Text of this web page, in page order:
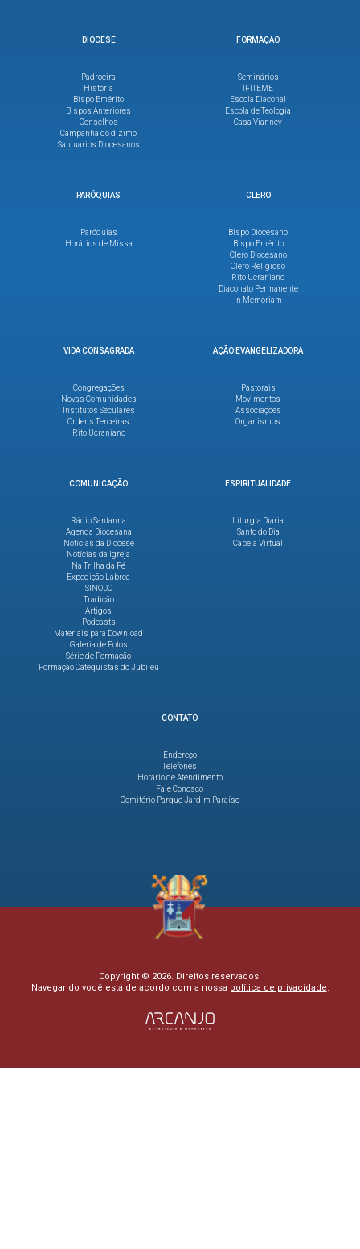
DIOCESE
Padroeira
História
Bispo Emérito
Bispos Anteriores
Conselhos
Campanha do dízimo
Santuários Diocesanos
FORMAÇÃO
Seminários
IFITEME
Escola Diaconal
Escola de Teologia
Casa Vianney
PARÓQUIAS
Paróquias
Horários de Missa
CLERO
Bispo Diocesano
Bispo Emérito
Clero Diocesano
Clero Religioso
Rito Ucraniano
Diaconato Permanente
In Memoriam
VIDA CONSAGRADA
Congregações
Novas Comunidades
Institutos Seculares
Ordens Terceiras
Rito Ucraniano
AÇÃO EVANGELIZADORA
Pastorais
Movimentos
Associações
Organismos
COMUNICAÇÃO
Rádio Santanna
Agenda Diocesana
Notícias da Diocese
Notícias da Igreja
Na Trilha da Fé
Expedição Lábrea
SINODO
Tradição
Artigos
Podcasts
Materiais para Download
Galeria de Fotos
Série de Formação
Formação Catequistas do Jubileu
ESPIRITUALIDADE
Liturgia Diária
Santo do Dia
Capela Virtual
CONTATO
Endereço
Telefones
Horário de Atendimento
Fale Conosco
Cemitério Parque Jardim Paraíso
Copyright © 2026. Direitos reservados.
Navegando você está de acordo com a nossa política de privacidade.